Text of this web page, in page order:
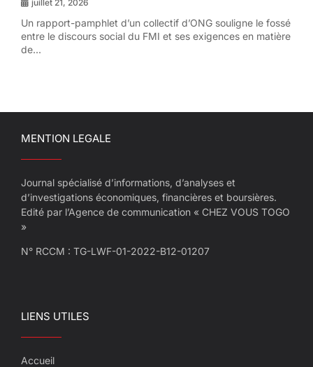
juillet 21, 2026
Un rapport-pamphlet d’un collectif d’ONG souligne le fossé
entre le discours social du FMI et ses exigences en matière
de...
MENTION LEGALE
Journal spécialisé d’informations, d’analyses et
d’investigations économiques, financières et boursières.
Edité par l’Agence de communication « CHEZ VOUS TOGO
»
N° RCCM : TG-LWF-01-2022-B12-01207
LIENS UTILES
Accueil